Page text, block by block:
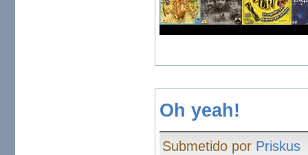
Oh yeah!
Submetido por Priskus